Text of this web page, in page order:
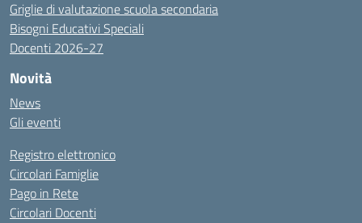
Griglie di valutazione scuola secondaria
Bisogni Educativi Speciali
Docenti 2026-27
Novità
News
Gli eventi
Registro elettronico
Circolari Famiglie
Pago in Rete
Circolari Docenti